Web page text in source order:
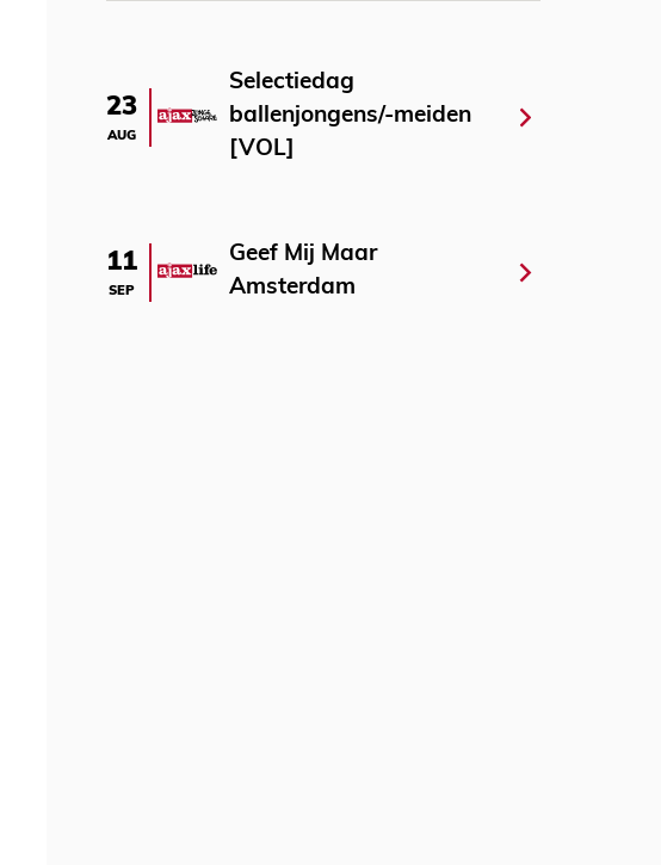
23
AUG
Selectiedag
ballenjongens/-meiden
[VOL]
11
SEP
Geef Mij Maar
Amsterdam